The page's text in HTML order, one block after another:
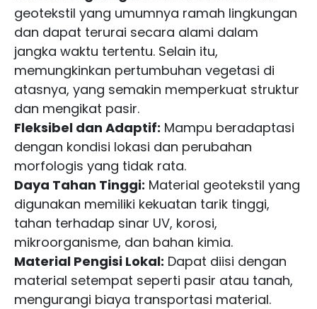
geotekstil yang umumnya ramah lingkungan
dan dapat terurai secara alami dalam
jangka waktu tertentu. Selain itu,
memungkinkan pertumbuhan vegetasi di
atasnya, yang semakin memperkuat struktur
dan mengikat pasir.
Fleksibel dan Adaptif: Mampu beradaptasi
dengan kondisi lokasi dan perubahan
morfologis yang tidak rata.
Daya Tahan Tinggi: Material geotekstil yang
digunakan memiliki kekuatan tarik tinggi,
tahan terhadap sinar UV, korosi,
mikroorganisme, dan bahan kimia.
Material Pengisi Lokal: Dapat diisi dengan
material setempat seperti pasir atau tanah,
mengurangi biaya transportasi material.